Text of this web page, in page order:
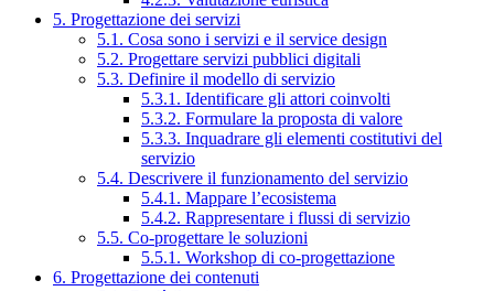
5. Progettazione dei servizi
5.1. Cosa sono i servizi e il service design
5.2. Progettare servizi pubblici digitali
5.3. Definire il modello di servizio
5.3.1. Identificare gli attori coinvolti
5.3.2. Formulare la proposta di valore
5.3.3. Inquadrare gli elementi costitutivi del
servizio
5.4. Descrivere il funzionamento del servizio
5.4.1. Mappare l’ecosistema
5.4.2. Rappresentare i flussi di servizio
5.5. Co-progettare le soluzioni
5.5.1. Workshop di co-progettazione
6. Progettazione dei contenuti